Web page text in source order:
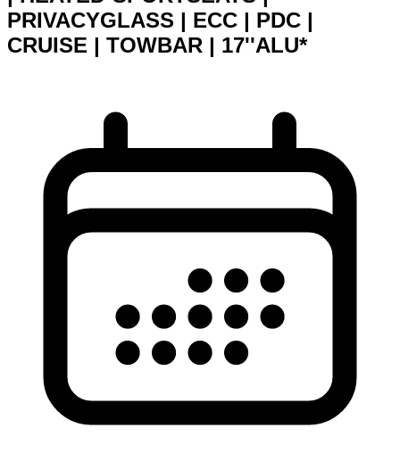
PRIVACYGLASS | ECC | PDC |
CRUISE | TOWBAR | 17''ALU*